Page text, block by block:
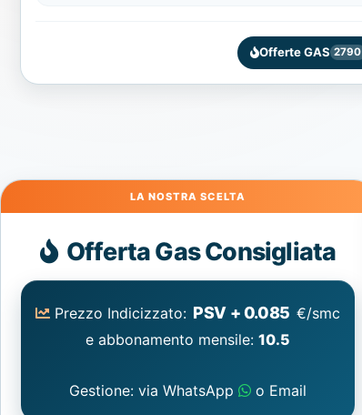
Offerte GAS 2790
Gas
Offerta Gas Consigliata
Prezzo Indicizzato: PSV + 0.085 €/smc
e abbonamento mensile:10.5
Gestione: via WhatsApp o Email